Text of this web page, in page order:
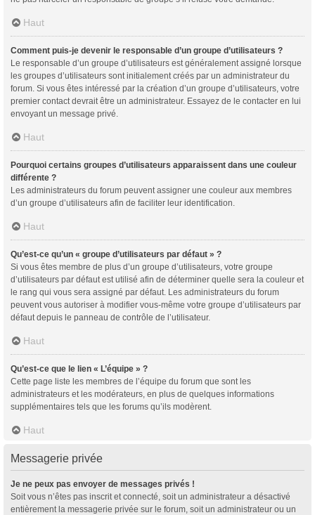
Haut
Comment puis-je devenir le responsable d’un groupe d’utilisateurs ?
Le responsable d’un groupe d’utilisateurs est généralement assigné lorsque
les groupes d’utilisateurs sont initialement créés par un administrateur du
forum. Si vous êtes intéressé par la création d’un groupe d’utilisateurs, votre
premier contact devrait être un administrateur. Essayez de le contacter en lui
envoyant un message privé.
Haut
Pourquoi certains groupes d’utilisateurs apparaissent dans une couleur
différente ?
Les administrateurs du forum peuvent assigner une couleur aux membres
d’un groupe d’utilisateurs afin de faciliter leur identification.
Haut
Qu’est-ce qu’un « groupe d’utilisateurs par défaut » ?
Si vous êtes membre de plus d’un groupe d’utilisateurs, votre groupe
d’utilisateurs par défaut est utilisé afin de déterminer quelle sera la couleur et
le rang qui vous sera assigné par défaut. Les administrateurs du forum
peuvent vous autoriser à modifier vous-même votre groupe d’utilisateurs par
défaut depuis le panneau de contrôle de l’utilisateur.
Haut
Qu’est-ce que le lien « L’équipe » ?
Cette page liste les membres de l’équipe du forum que sont les
administrateurs et les modérateurs, en plus de quelques informations
supplémentaires tels que les forums qu’ils modèrent.
Haut
Messagerie privée
Je ne peux pas envoyer de messages privés !
Soit vous n’êtes pas inscrit et connecté, soit un administrateur a désactivé
entièrement la messagerie privée sur le forum, soit un administrateur ou un